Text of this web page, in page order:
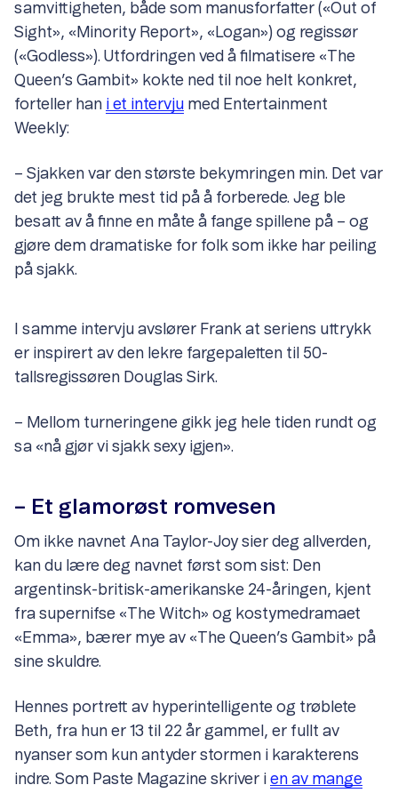
samvittigheten, både som manusforfatter («Out of
Sight», «Minority Report», «Logan») og regissør
(«Godless»). Utfordringen ved å filmatisere «The
Queen’s Gambit» kokte ned til noe helt konkret,
forteller han i et intervju med Entertainment
Weekly:
– Sjakken var den største bekymringen min. Det var
det jeg brukte mest tid på å forberede. Jeg ble
besatt av å finne en måte å fange spillene på – og
gjøre dem dramatiske for folk som ikke har peiling
på sjakk.
I samme intervju avslører Frank at seriens uttrykk
er inspirert av den lekre fargepaletten til 50-
tallsregissøren Douglas Sirk.
– Mellom turneringene gikk jeg hele tiden rundt og
sa «nå gjør vi sjakk sexy igjen».
– Et glamorøst romvesen
Om ikke navnet Ana Taylor-Joy sier deg allverden,
kan du lære deg navnet først som sist: Den
argentinsk-britisk-amerikanske 24-åringen, kjent
fra supernifse «The Witch» og kostymedramaet
«Emma», bærer mye av «The Queen’s Gambit» på
sine skuldre.
Hennes portrett av hyperintelligente og trøblete
Beth, fra hun er 13 til 22 år gammel, er fullt av
nyanser som kun antyder stormen i karakterens
indre. Som Paste Magazine skriver i en av mange